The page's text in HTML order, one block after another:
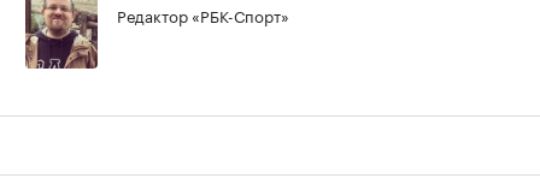
Редактор «РБК-Спорт»